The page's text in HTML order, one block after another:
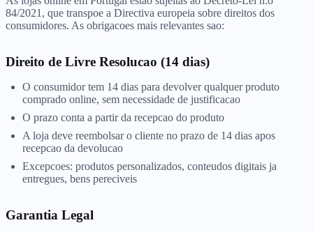
84/2021, que transpoe a Directiva europeia sobre direitos dos
consumidores. As obrigacoes mais relevantes sao:
Direito de Livre Resolucao (14 dias)
O consumidor tem 14 dias para devolver qualquer produto
comprado online, sem necessidade de justificacao
O prazo conta a partir da recepcao do produto
A loja deve reembolsar o cliente no prazo de 14 dias apos
recepcao da devolucao
Excepcoes: produtos personalizados, conteudos digitais ja
entregues, bens pereciveis
Garantia Legal